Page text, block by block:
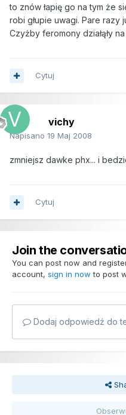
to znów łapię go na tym że
robi głupie uwagi. Pare razy
Czyżby feromony działąły
Cytuj
vichy
Napisano 19 Maj 2008
zmniejsz dawke phx... i
Cytuj
Join the
You can post now and
account, sign in now to post
Dodaj odpowiedź do